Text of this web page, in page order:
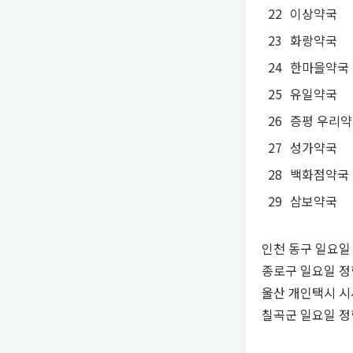
22 이상약국
23 화랑약국
24 한마을약국
25 유일약국
26 증평 우리
27 성가약국
28 백화점약국
29 삼보약국
인천 동구 일요
종로구 일요일
울산 개인택시
칠곡군 일요일